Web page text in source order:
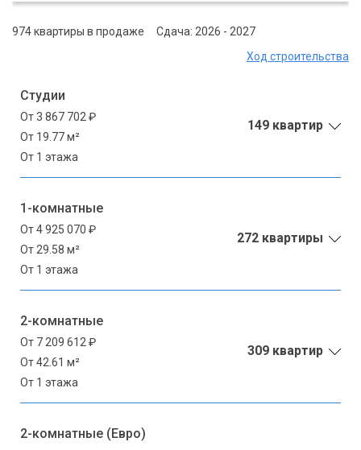
974 квартиры в продаже
Сдача: 2026 - 2027
Ход строительства
Студии
От 3 867 702 ₽
От 19.77 м²
От 1 этажа
149 квартир
1-комнатные
От 4 925 070 ₽
От 29.58 м²
От 1 этажа
272 квартиры
2-комнатные
От 7 209 612 ₽
От 42.61 м²
От 1 этажа
309 квартир
2-комнатные (Евро)